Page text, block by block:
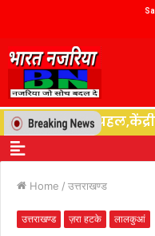
देने की पहल,केंद्रीय
Home / उत्तराखण्ड
उत्तराखण्ड ज़रा हटके लालकुआं